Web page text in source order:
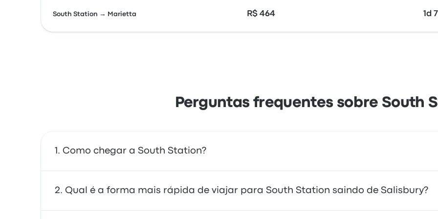
South Station → Marietta R$ 464 1d
Perguntas frequentes sobre South
Como chegar a South Station?
Você pode pegar o ônibus ou o trem, que dão acesso direto ao seu destino. Você também pode pegar
Qual é a forma mais rápida de viajar para South Station saindo de Salisbury?